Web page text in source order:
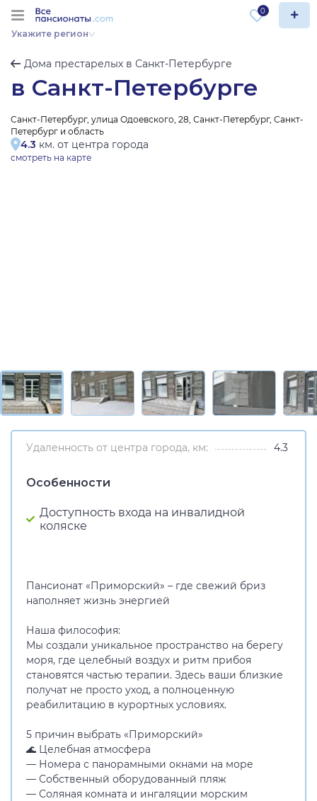
Укажите регион
0
Дома престарелых в Санкт-Петербурге
в Санкт-Петербурге
Санкт-Петербург, улица Одоевского, 28, Санкт-Петербург, Санкт-
Петербург и область
4.3 км. от центра города
смотреть на карте
Удаленность от центра города, км: 4.3
Особенности
Доступность входа на инвалидной
коляске
Пансионат «Приморский» – где свежий бриз
наполняет жизнь энергией
Наша философия:
Мы создали уникальное пространство на берегу
моря, где целебный воздух и ритм прибоя
становятся частью терапии. Здесь ваши близкие
получат не просто уход, а полноценную
реабилитацию в курортных условиях.
5 причин выбрать «Приморский»
🌊 Целебная атмосфера
— Номера с панорамными окнами на море
— Собственный оборудованный пляж
— Соляная комната и ингаляции морским